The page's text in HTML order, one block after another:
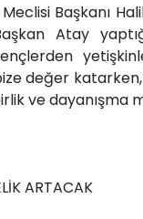
Başkanı
Atay
değer
ve dayanışma
ARTACAK